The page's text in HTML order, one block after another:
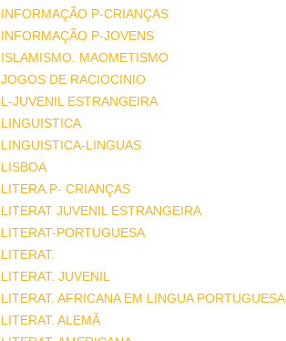
INFORMAÇÃO P-CRIANÇAS
INFORMAÇÃO P-JOVENS
ISLAMISMO. MAOMETISMO
JOGOS DE RACIOCINIO
L-JUVENIL ESTRANGEIRA
LINGUISTICA
LINGUISTICA-LINGUAS
LISBOA
LITERA.P- CRIANÇAS
LITERAT JUVENIL ESTRANGEIRA
LITERAT-PORTUGUESA
LITERAT.
LITERAT. JUVENIL
LITERAT. AFRICANA EM LINGUA PORTUGUESA
LITERAT. ALEMÃ